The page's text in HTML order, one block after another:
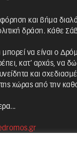
και βήμα
δράση. Κάθε
μπορεί να είναι ο
κατ’ αρχάς, να
και
χώρας από την